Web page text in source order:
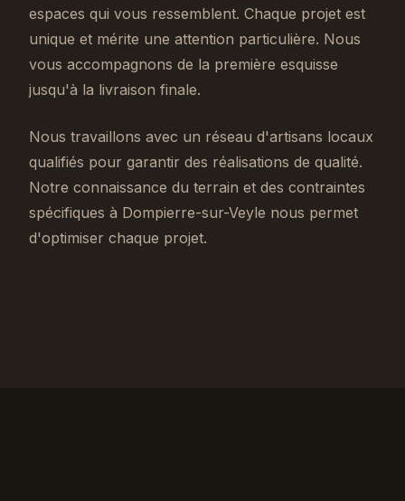
espaces qui vous ressemblent. Chaque projet est
unique et mérite une attention particulière. Nous
vous accompagnons de la première esquisse
jusqu'à la livraison finale.
Nous travaillons avec un réseau d'artisans locaux
qualifiés pour garantir des réalisations de qualité.
Notre connaissance du terrain et des contraintes
spécifiques à Dompierre-sur-Veyle nous permet
d'optimiser chaque projet.